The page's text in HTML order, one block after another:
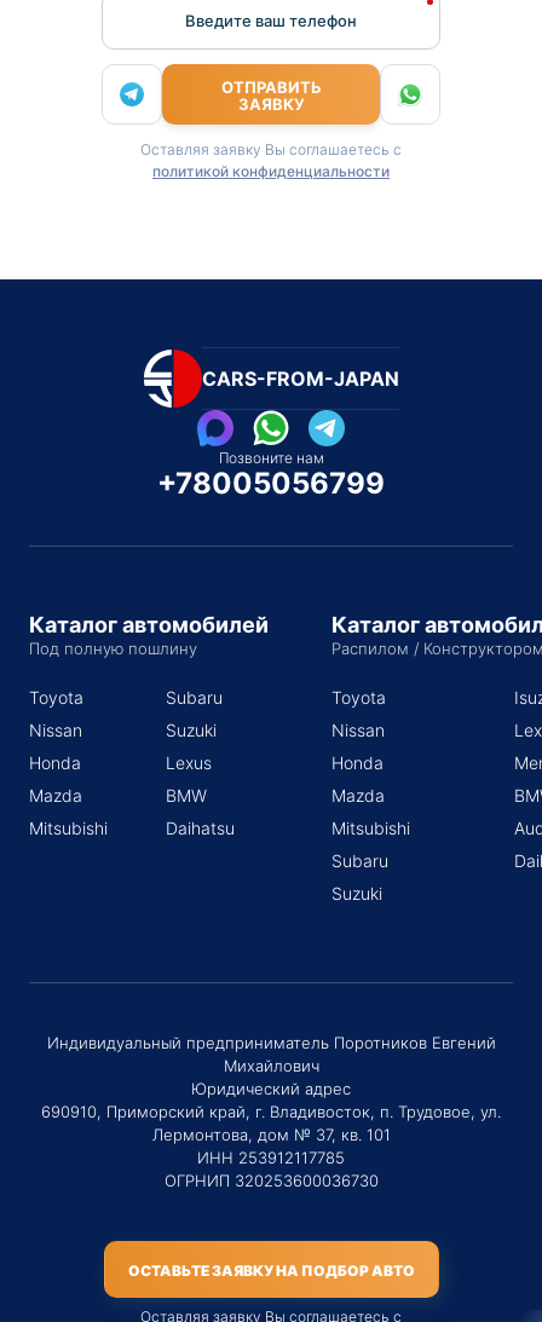
Введите ваш телефон
ОТПРАВИТЬ
ЗАЯВКУ
Оставляя заявку Вы соглашаетесь с
политикой конфиденциальности
CARS-FROM-JAPAN
Позвоните нам
+78005056799
Каталог автомобилей
Под полную пошлину
Toyota
Nissan
Honda
Mazda
Mitsubishi
Subaru
Suzuki
Lexus
BMW
Daihatsu
Каталог
Распилом /
Toyota
Nissan
Honda
Mazda
Mitsubishi
Subaru
Suzuki
Индивидуальный предприниматель Поротников Евгений
Михайлович
Юридический адрес
690910, Приморский край, г. Владивосток, п. Трудовое, ул.
Лермонтова, дом № 37, кв. 101
ИНН 253912117785
ОГРНИП 320253600036730
ОСТАВЬТЕ ЗАЯВКУ НА ПОДБОР АВТО
Оставляя заявку Вы соглашаетесь с